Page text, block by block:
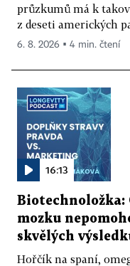
průzkumů má k
z deseti amerických
6. 8. 2026 ▪ 4 min. čtení
16:13
Biotechnoložka:
mozku
skvělých
Hořčík na spaní,